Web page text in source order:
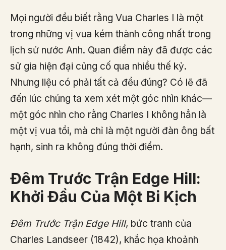
Mọi người đều biết rằng Vua Charles I là một
trong những vị vua kém thành công nhất trong
lịch sử nước Anh. Quan điểm này đã được các
sử gia hiện đại củng cố qua nhiều thế kỷ.
Nhưng liệu có phải tất cả đều đúng? Có lẽ đã
đến lúc chúng ta xem xét một góc nhìn khác—
một góc nhìn cho rằng Charles I không hẳn là
một vị vua tồi, mà chỉ là một người đàn ông bất
hạnh, sinh ra không đúng thời điểm.
Đêm Trước Trận Edge Hill:
Khởi Đầu Của Một Bi Kịch
Đêm Trước Trận Edge Hill, bức tranh của
Charles Landseer (1842), khắc họa khoảnh